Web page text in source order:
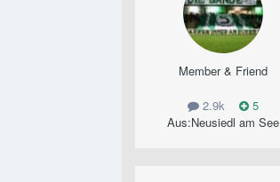
Member & Friend
2.9k
5
Aus:Neusiedl am See